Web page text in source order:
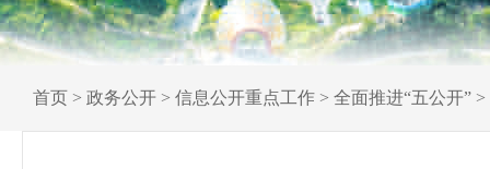
首页 > 政务公开 > 信息公开重点工作 > 全面推进“五公开” >